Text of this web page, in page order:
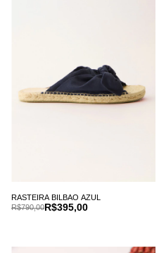
RASTEIRA BILBAO AZUL
R$395,00
R$790,00